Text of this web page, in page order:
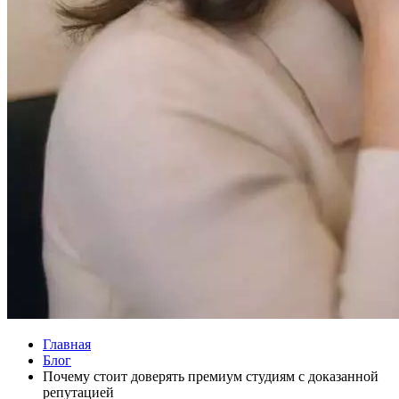
Главная
Блог
Почему стоит доверять премиум студиям с доказанной
репутацией